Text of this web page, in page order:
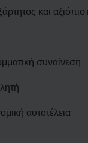
και
συναίνεση
αυτοτέλεια